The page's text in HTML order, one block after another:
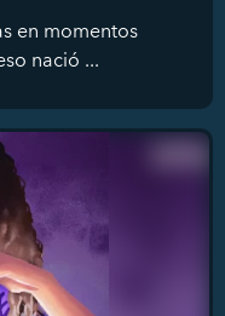
en momentos
nació ...